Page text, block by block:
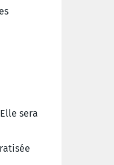
sera